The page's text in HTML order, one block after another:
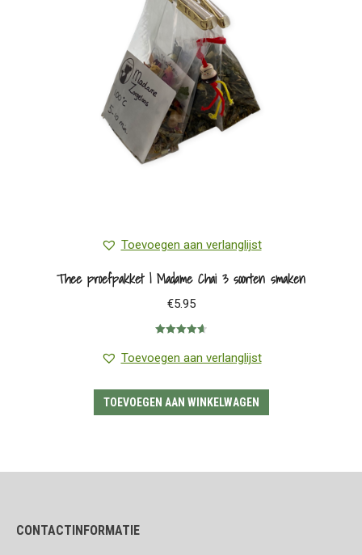
Toevoegen aan verlanglijst
Thee proefpakket | Madame Chai 3 soorten smaken
€5.95
4.67uit 5
Toevoegen aan verlanglijst
TOEVOEGEN AAN WINKELWAGEN
CONTACTINFORMATIE